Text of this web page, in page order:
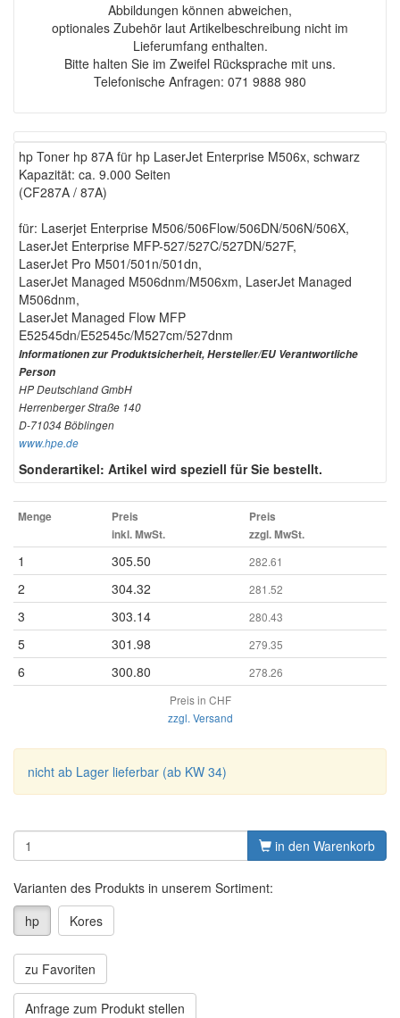
Abbildungen können abweichen,
optionales Zubehör laut Artikelbeschreibung nicht im
Lieferumfang enthalten.
Bitte halten Sie im Zweifel Rücksprache mit uns.
Telefonische Anfragen: 071 9888 980
hp Toner hp 87A für hp LaserJet Enterprise M506x, schwarz
Kapazität: ca. 9.000 Seiten
(CF287A / 87A)
für: Laserjet Enterprise M506/506Flow/506DN/506N/506X,
LaserJet Enterprise MFP-527/527C/527DN/527F,
LaserJet Pro M501/501n/501dn,
LaserJet Managed M506dnm/M506xm, LaserJet Managed
M506dnm,
LaserJet Managed Flow MFP
E52545dn/E52545c/M527cm/527dnm
Informationen zur Produktsicherheit, Hersteller/EU Verantwortliche
Person
HP Deutschland GmbH
Herrenberger Straße 140
D-71034 Böblingen
www.hpe.de
Sonderartikel: Artikel wird speziell für Sie bestellt.
Menge
Preis
inkl. MwSt.
Preis
zzgl. MwSt.
1 305.50 282.61
2 304.32 281.52
3 303.14 280.43
5 301.98 279.35
6 300.80
278.26
Preis in CHF
zzgl. Versand
nicht ab Lager lieferbar (ab KW 34)
in den Warenkorb
Varianten des Produkts in unserem Sortiment:
hp
Kores
zu Favoriten
Anfrage zum Produkt stellen